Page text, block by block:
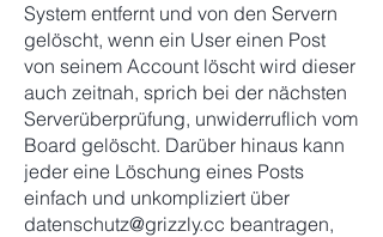
System entfernt und von den Servern
gelöscht, wenn ein User einen Post
von seinem Account löscht wird dieser
auch zeitnah, sprich bei der nächsten
Serverüberprüfung, unwiderruflich vom
Board gelöscht. Darüber hinaus kann
jeder eine Löschung eines Posts
einfach und unkompliziert über
datenschutz@grizzly.cc beantragen,